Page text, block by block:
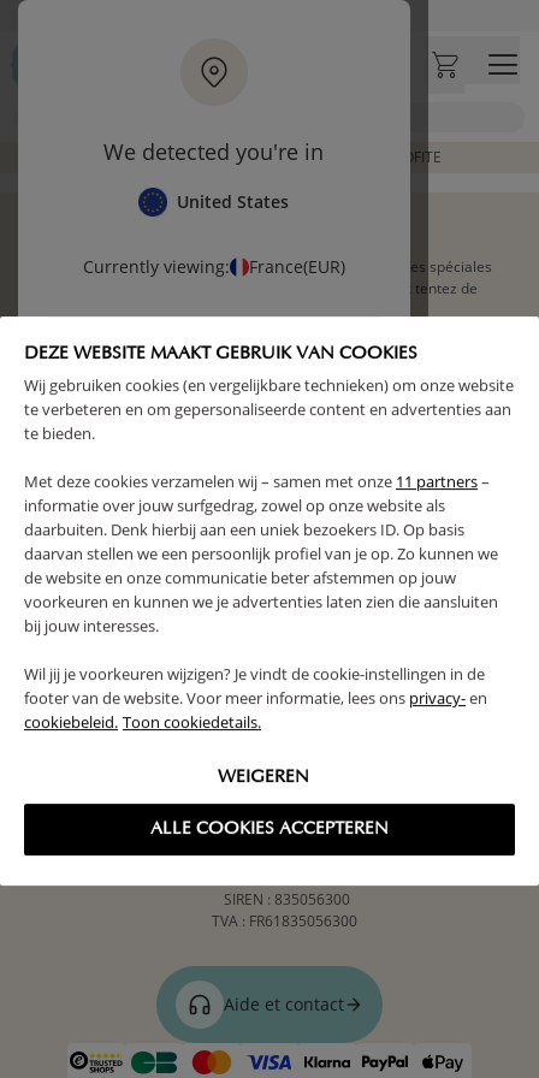
DEZE WEBSITE MAAKT GEBRUIK VAN COOKIES
Wij gebruiken cookies (en vergelijkbare technieken) om onze website
te verbeteren en om gepersonaliseerde content en advertenties aan
te bieden.
Met deze cookies verzamelen wij – samen met onze 11 partners–
informatie over jouw surfgedrag, zowel op onze website als
daarbuiten. Denk hierbij aan een uniek bezoekers ID. Op basis
daarvan stellen we een persoonlijk profiel van je op. Zo kunnen we
de website en onze communicatie beter afstemmen op jouw
voorkeuren en kunnen we je advertenties laten zien die aansluiten
bij jouw interesses.
Wil jij je voorkeuren wijzigen? Je vindt de cookie-instellingen in de
footer van de website. Voor meer informatie, lees ons privacy-en
cookiebeleid. Toon cookiedetails.
WEIGEREN
ALLE COOKIES ACCEPTEREN
We detected you're in
United States
Currently viewing: France(EUR)
Switch tointernational
Continue withFrance
Aller au contenu principal
Visitez notre concept store à La Garennes-Colombes (92)
FINS DE COLLECTION À PRIX RÉDUIT | J'EN PROFITE
Rejoignez notre communauté pour profiter de nos offres spéciales
et ne rien rater de nos nouveautés. Inscrivez-vous et tentez de
JE M'INSCRIS
PETITE AMÉLIE
TERMES & CONDITIONS
Petite Amélie France SARL
39 avenue du Général Leclerc
SIREN : 835056300
TVA : FR61835056300
Aide et contact